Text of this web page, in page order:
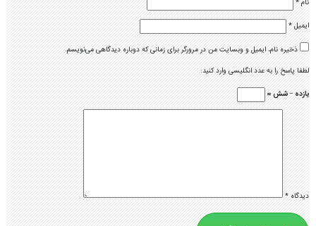
نام*
ایمیل*
ذخیره نام، ایمیل و وبسایت من در مرورگر برای زمانی که دوباره دیدگاهی می‌نویسم.
لطفا پاسخ را به عدد انگلیسی وارد کنید:
یازده − شش =
دیدگاه*